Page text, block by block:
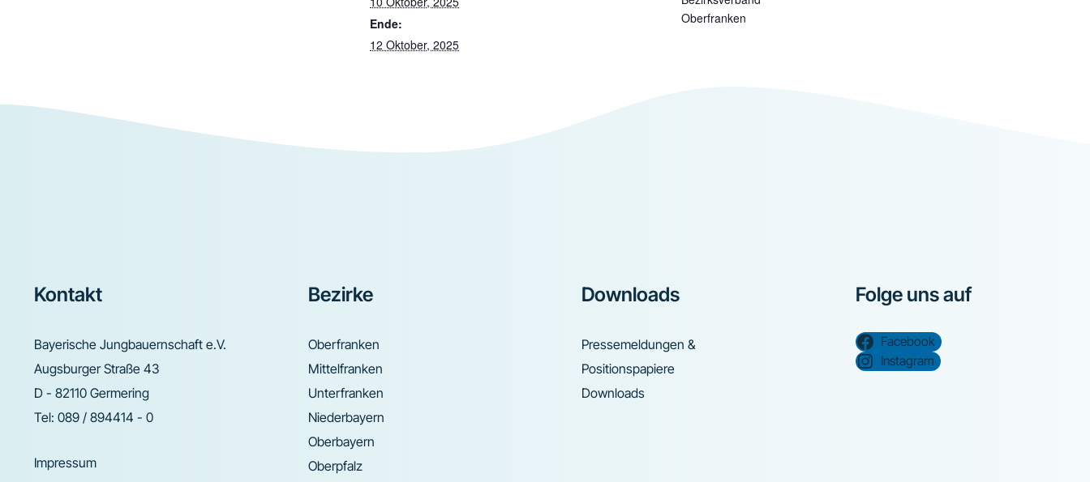
Ende:
12 Oktober, 2025
Oberfranken
Footer
Kontakt
Bayerische Jungbauernschaft e.V.
Augsburger Straße 43
D - 82110 Germering
Tel: 089 / 894414 - 0
Impressum
Bezirke
Oberfranken
Mittelfranken
Unterfranken
Niederbayern
Oberbayern
Oberpfalz
Downloads
Pressemeldungen &
Positionspapiere
Downloads
Folge uns auf
Facebook
Instagram